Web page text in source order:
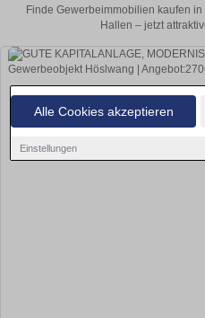
Alle Cookies akzeptieren
Einstellungen
Finde Gewerbeimmobilien kaufen
Hallen – jetzt